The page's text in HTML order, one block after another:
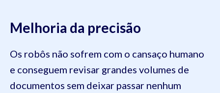
Melhoria da precisão
Os robôs não sofrem com o cansaço humano
e conseguem revisar grandes volumes de
documentos sem deixar passar nenhum